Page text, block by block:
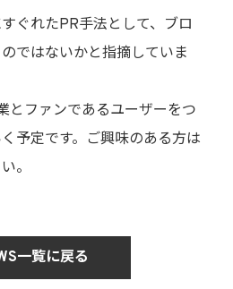
ぐれたPR手法として、ブロ
ではないかと指摘していま
とファンであるユーザーをつ
予定です。ご興味のある方は
。
一覧に戻る